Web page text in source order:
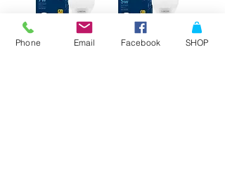
Phone Email Facebook SHOP